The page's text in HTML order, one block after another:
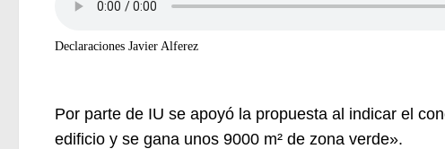
Declaraciones Javier Alferez
Por parte de IU se apoyó la propuesta al indicar el
edificio y se gana unos 9000 m² de zona verde».